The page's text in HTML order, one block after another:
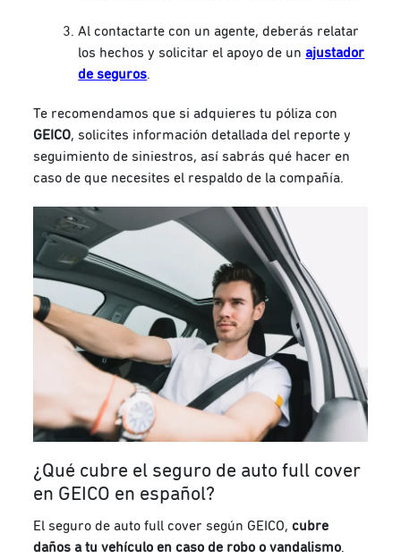
Al contactarte con un agente, deberás relatar
los hechos y solicitar el apoyo de un ajustador
de seguros.
Te recomendamos que si adquieres tu póliza con
GEICO, solicites información detallada del reporte y
seguimiento de siniestros, así sabrás qué hacer en
caso de que necesites el respaldo de la compañía.
¿Qué cubre el seguro de auto full cover
en GEICO en español?
El seguro de auto full cover según GEICO,cubre
daños a tu vehículo en caso de robo o vandalismo.